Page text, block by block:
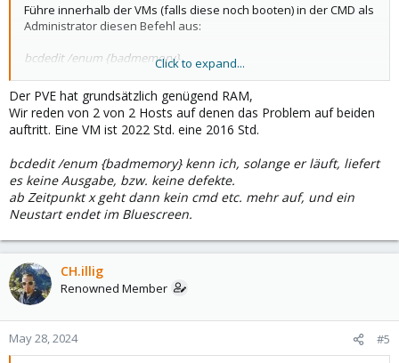
Führe innerhalb der VMs (falls diese noch booten) in der CMD als
Administrator diesen Befehl aus:
bcdedit /enum {badmemory}
Was erhältst Du als output?
Click to expand...
Der PVE hat grundsätzlich genügend RAM,
Wir reden von 2 von 2 Hosts auf denen das Problem auf beiden
auftritt. Eine VM ist 2022 Std. eine 2016 Std.
bcdedit /enum {badmemory} kenn ich, solange er läuft, liefert
es keine Ausgabe, bzw. keine defekte.
ab Zeitpunkt x geht dann kein cmd etc. mehr auf, und ein
Neustart endet im Bluescreen.
CH.illig
Renowned Member
May 28, 2024 #5